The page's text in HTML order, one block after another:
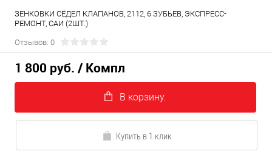
ЗЕНКОВКИ СЁДЕЛ КЛАПАНОВ, 2112, 6 ЗУБЬЕВ, ЭКСПРЕСС-
РЕМОНТ, САИ (2ШТ.)
Отзывов: 0
1 800 руб. / Компл
В корзину.
Купить в 1 клик